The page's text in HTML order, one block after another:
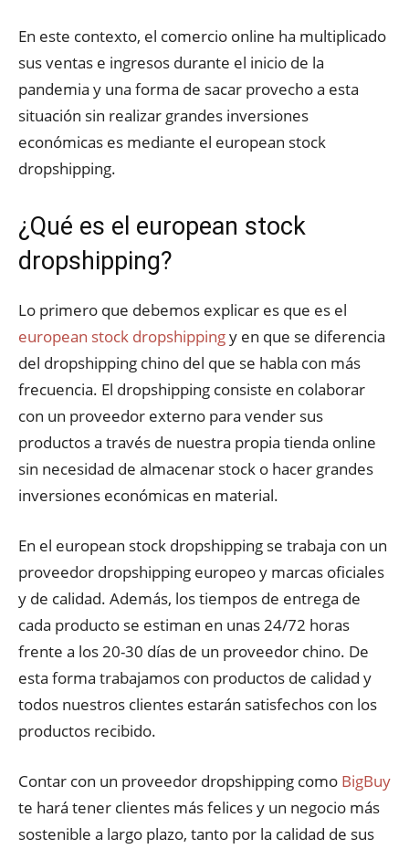
En este contexto, el comercio online ha multiplicado
sus ventas e ingresos durante el inicio de la
pandemia y una forma de sacar provecho a esta
situación sin realizar grandes inversiones
económicas es mediante el european stock
dropshipping.
¿Qué es el european stock
dropshipping?
Lo primero que debemos explicar es que es el
european stock dropshippingy en que se diferencia
del dropshipping chino del que se habla con más
frecuencia. El dropshipping consiste en colaborar
con un proveedor externo para vender sus
productos a través de nuestra propia tienda online
sin necesidad de almacenar stock o hacer grandes
inversiones económicas en material.
En el european stock dropshipping se trabaja con un
proveedor dropshipping europeo y marcas oficiales
y de calidad. Además, los tiempos de entrega de
cada producto se estiman en unas 24/72 horas
frente a los 20-30 días de un proveedor chino. De
esta forma trabajamos con productos de calidad y
todos nuestros clientes estarán satisfechos con los
productos recibido.
Contar con un proveedor dropshipping como BigBuy
te hará tener clientes más felices y un negocio más
sostenible a largo plazo, tanto por la calidad de sus